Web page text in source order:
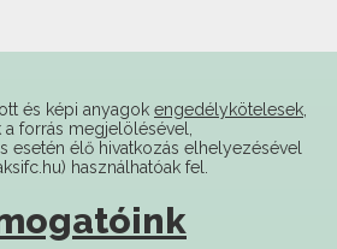
esetén élő hivatkozás elhelyezésével
használhatóak fel.